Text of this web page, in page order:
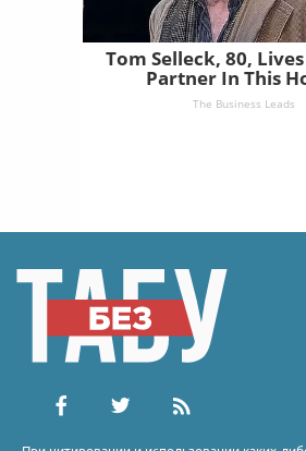
Tom Selleck, 80,
Partner In This
The Business Leads